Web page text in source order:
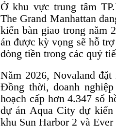
Ở khu vực trung tâm
The Grand Manhattan
kiến bàn giao trong năm
án được kỳ vọng sẽ hỗ
dòng tiền trong các quý
Năm 2026, Novaland
Đồng thời, doanh
hoạch cấp hơn 4.347 sổ
dự án Aqua City dự kiến
khu Sun Harbor 2 và